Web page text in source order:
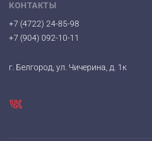
КОНТАКТЫ
+7 (4722) 24-85-98
+7 (904) 092-10-11
г. Белгород, ул. Чичерина, д. 1к